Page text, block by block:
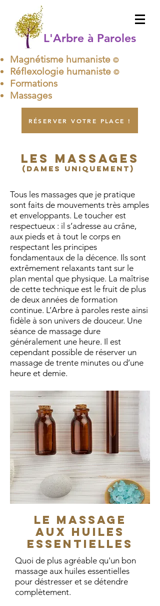
L'Arbre à Paroles
Magnétisme humaniste ©
Réflexologie humaniste ©
Formations
Massages
RÉSERVER VOTRE PLACE !
LeS massageS
(dames uniquement)
Tous les massages que je pratique
sont faits de mouvements très amples
et enveloppants. Le toucher est
respectueux : il s’adresse au crâne,
aux pieds et à tout le corps en
respectant les principes
fondamentaux de la décence. Ils sont
extrêmement relaxants tant sur le
plan mental que physique. La maîtrise
de cette technique est le fruit de plus
de deux années de formation
continue. L’Arbre à paroles reste ainsi
fidèle à son univers de douceur. Une
séance de massage dure
généralement une heure. Il est
cependant possible de réserver un
massage de trente minutes ou d’une
heure et demie.
Le massage
aux huiles
essentielles
Quoi de plus agréable qu'un bon
massage aux huiles essentielles
pour déstresser et se détendre
complètement.